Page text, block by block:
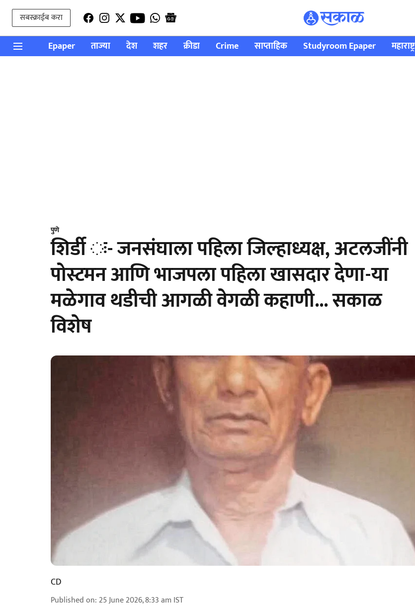
सबस्क्राईब करा
Epaper ताज्या देश शहर क्रीडा Crime साप्ताहिक Studyroom Epaper महाराष्ट्र
पुणे
शिर्डी ः- जनसंघाला पहिला जिल्हाध्यक्ष, अटलजींनी
पोस्टमन आणि भाजपला पहिला खासदार देणा-या
मळेगाव थडीची आगळी वेगळी कहाणी... सकाळ
विशेष
CD
Published on: 25 June 2026, 8:33 am IST